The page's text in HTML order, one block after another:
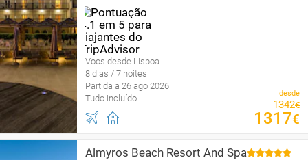
Voos desde Lisboa
8 dias / 7 noites
Partida a 26 ago 2026
Tudo incluído
desde
1342€
1317€
Almyros Beach Resort And Spa